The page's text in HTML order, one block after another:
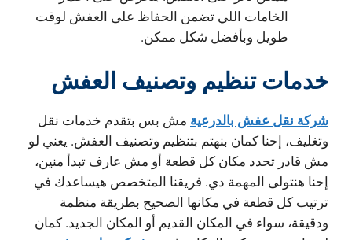
الخامات اللي تضمن الحفاظ على العفش لوقت
طويل وبأفضل شكل ممكن.
خدمات تنظيم وتصنيف العفش
شركة نقل عفش بالدرعية مش بس بتقدم خدمات نقل
وتغليف، إحنا كمان بنهتم بتنظيم وتصنيف العفش. يعني لو
مش قادر تحدد مكان كل قطعة أو مش عارف تبدأ منين،
إحنا هنتولى المهمة دي. فريقنا المتخصص هيساعدك في
ترتيب كل قطعة في مكانها الصحيح بطريقة منظمة
ودقيقة، سواء في المكان القديم أو المكان الجديد. كمان